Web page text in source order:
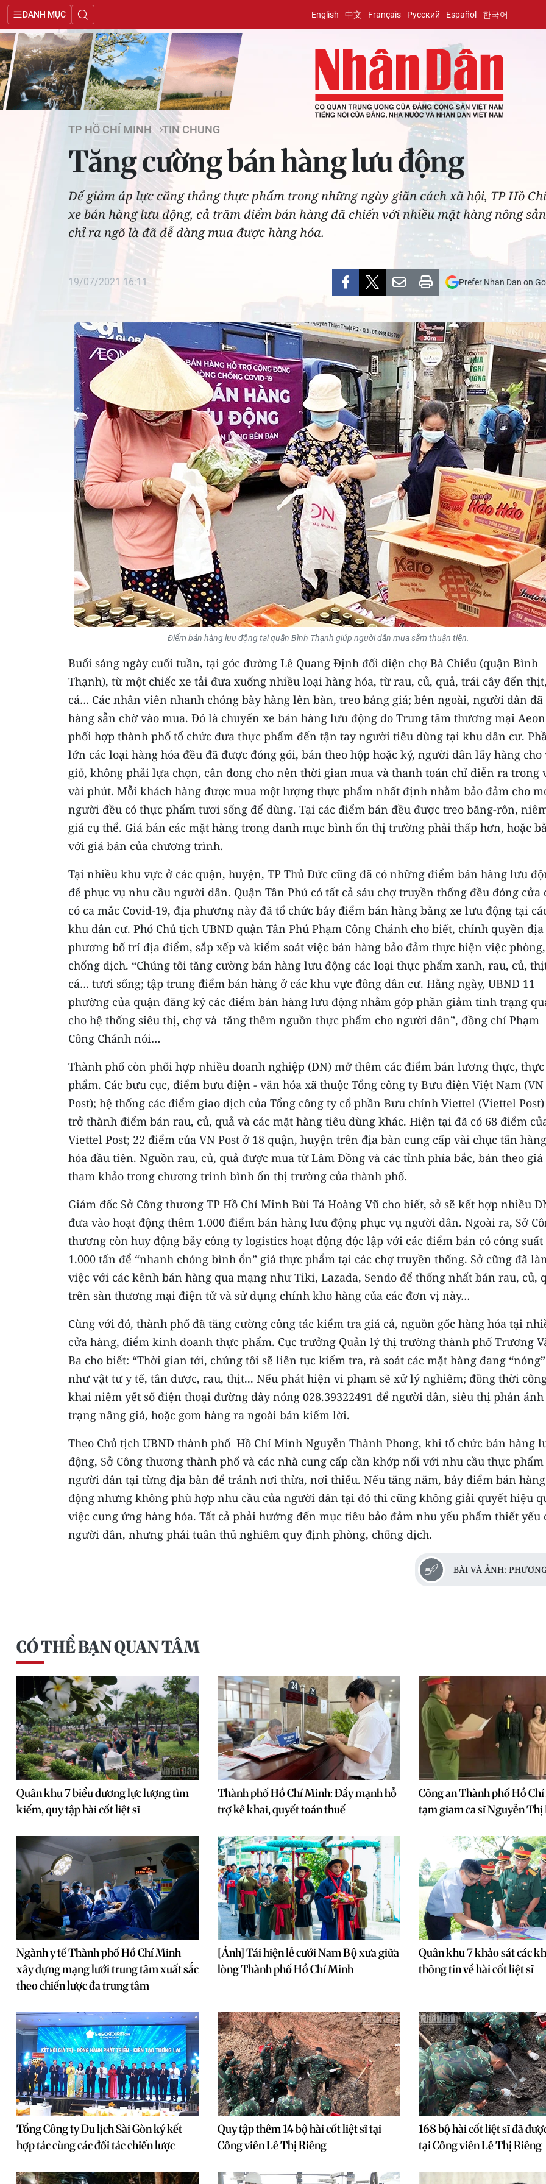
DANH MỤC English 中文 Français Русский Español 한국어
TP HỒ CHÍ MINH TIN CHUNG
Tăng cường bán hàng lưu động
Ðể giảm áp lực căng thẳng thực phẩm trong những ngày giãn cách xã hội, TP Hồ
xe bán hàng lưu động, cả trăm điểm bán hàng dã chiến với nhiều mặt hàng nông
chỉ ra ngõ là đã dễ dàng mua được hàng hóa.
19/07/2021 16:11 Prefer Nhan Dan on
Ðiểm bán hàng lưu động tại quận Bình Thạnh giúp người dân mua sắm thuận tiện.
Buổi sáng ngày cuối tuần, tại góc đường Lê Quang Ðịnh đối diện chợ Bà Chiểu (quận Bình
Thạnh), từ một chiếc xe tải đưa xuống nhiều loại hàng hóa, từ rau, củ, quả, trái cây đến thịt,
cá… Các nhân viên nhanh chóng bày hàng lên bàn, treo bảng giá; bên ngoài, người dân đã
hàng sẵn chờ vào mua. Ðó là chuyến xe bán hàng lưu động do Trung tâm thương mại Aeon
phối hợp thành phố tổ chức đưa thực phẩm đến tận tay người tiêu dùng tại khu dân cư.
lớn các loại hàng hóa đều đã được đóng gói, bán theo hộp hoặc ký, người dân lấy hàng cho
giỏ, không phải lựa chọn, cân đong cho nên thời gian mua và thanh toán chỉ diễn ra trong
vài phút. Mỗi khách hàng được mua một lượng thực phẩm nhất định nhằm bảo đảm cho
người đều có thực phẩm tươi sống để dùng. Tại các điểm bán đều được treo băng-rôn,
giá cụ thể. Giá bán các mặt hàng trong danh mục bình ổn thị trường phải thấp hơn, hoặc
với giá bán của chương trình.
Tại nhiều khu vực ở các quận, huyện, TP Thủ Ðức cũng đã có những điểm bán hàng lưu
để phục vụ nhu cầu người dân. Quận Tân Phú có tất cả sáu chợ truyền thống đều đóng cửa
có ca mắc Covid-19, địa phương này đã tổ chức bảy điểm bán hàng bằng xe lưu động tại
khu dân cư. Phó Chủ tịch UBND quận Tân Phú Phạm Công Chánh cho biết, chính quyền địa
phương bố trí địa điểm, sắp xếp và kiểm soát việc bán hàng bảo đảm thực hiện việc phòng,
chống dịch. “Chúng tôi tăng cường bán hàng lưu động các loại thực phẩm xanh, rau, củ,
cá… tươi sống; tập trung điểm bán hàng ở các khu vực đông dân cư. Hằng ngày, UBND 11
phường của quận đăng ký các điểm bán hàng lưu động nhằm góp phần giảm tình trạng
cho hệ thống siêu thị, chợ và tăng thêm nguồn thực phẩm cho người dân”, đồng chí Phạm
Công Chánh nói…
Thành phố còn phối hợp nhiều doanh nghiệp (DN) mở thêm các điểm bán lương thực, thực
phẩm. Các bưu cục, điểm bưu điện - văn hóa xã thuộc Tổng công ty Bưu điện Việt Nam (VN
Post); hệ thống các điểm giao dịch của Tổng công ty cổ phần Bưu chính Viettel (Viettel
trở thành điểm bán rau, củ, quả và các mặt hàng tiêu dùng khác. Hiện tại đã có 68 điểm
Viettel Post; 22 điểm của VN Post ở 18 quận, huyện trên địa bàn cung cấp vài chục tấn hàng
hóa đầu tiên. Nguồn rau, củ, quả được mua từ Lâm Ðồng và các tỉnh phía bắc, bán theo giá
tham khảo trong chương trình bình ổn thị trường của thành phố.
Giám đốc Sở Công thương TP Hồ Chí Minh Bùi Tá Hoàng Vũ cho biết, sở sẽ kết hợp nhiều
đưa vào hoạt động thêm 1.000 điểm bán hàng lưu động phục vụ người dân. Ngoài ra, Sở
thương còn huy động bảy công ty logistics hoạt động độc lập với các điểm bán có công suất
1.000 tấn để “nhanh chóng bình ổn” giá thực phẩm tại các chợ truyền thống. Sở cũng đã
việc với các kênh bán hàng qua mạng như Tiki, Lazada, Sendo để thống nhất bán rau, củ,
trên sàn thương mại điện tử và sử dụng chính kho hàng của các đơn vị này…
Cùng với đó, thành phố đã tăng cường công tác kiểm tra giá cả, nguồn gốc hàng hóa tại
cửa hàng, điểm kinh doanh thực phẩm. Cục trưởng Quản lý thị trường thành phố Trương
Ba cho biết: “Thời gian tới, chúng tôi sẽ liên tục kiểm tra, rà soát các mặt hàng đang “nóng”
như vật tư y tế, tân dược, rau, thịt... Nếu phát hiện vi phạm sẽ xử lý nghiêm; đồng thời
khai niêm yết số điện thoại đường dây nóng 028.39322491 để người dân, siêu thị phản
trạng nâng giá, hoặc gom hàng ra ngoài bán kiếm lời.
Theo Chủ tịch UBND thành phố Hồ Chí Minh Nguyễn Thành Phong, khi tổ chức bán hàng
động, Sở Công thương thành phố và các nhà cung cấp cần khớp nối với nhu cầu thực phẩm
người dân tại từng địa bàn để tránh nơi thừa, nơi thiếu. Nếu tăng năm, bảy điểm bán
động nhưng không phù hợp nhu cầu của người dân tại đó thì cũng không giải quyết hiệu
việc cung ứng hàng hóa. Tất cả phải hướng đến mục tiêu bảo đảm nhu yếu phẩm thiết yếu
người dân, nhưng phải tuân thủ nghiêm quy định phòng, chống dịch.
BÀI VÀ ẢNH:
CÓ THỂ BẠN QUAN TÂM
Quân khu 7 biểu dương lực lượng tìm
kiếm, quy tập hài cốt liệt sĩ
Thành phố Hồ Chí Minh: Đẩy mạnh hỗ
trợ kê khai, quyết toán thuế
Công an Thành phố Hồ
tạm giam ca sĩ Nguyễn
Ngành y tế Thành phố Hồ Chí Minh
xây dựng mạng lưới trung tâm xuất sắc
theo chiến lược đa trung tâm
[Ảnh] Tái hiện lễ cưới Nam Bộ xưa giữa
lòng Thành phố Hồ Chí Minh
Quân khu 7 khảo sát các
thông tin về hài cốt liệt sĩ
Tổng Công ty Du lịch Sài Gòn ký kết
hợp tác cùng các đối tác chiến lược
Quy tập thêm 14 bộ hài cốt liệt sĩ tại
Công viên Lê Thị Riêng
168 bộ hài cốt liệt sĩ đã
tại Công viên Lê Thị Riêng